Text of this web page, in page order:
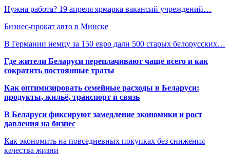
Нужна работа? 19 апреля ярмарка вакансий учреждений…
Бизнес-прокат авто в Минске
В Германии немцу за 150 евро дали 500 старых белорусских…
Где жители Беларуси переплачивают чаще всего и как
сократить постоянные траты
Как оптимизировать семейные расходы в Беларуси:
продукты, жильё, транспорт и связь
В Беларуси фиксируют замедление экономики и рост
давления на бизнес
Как экономить на повседневных покупках без снижения
качества жизни